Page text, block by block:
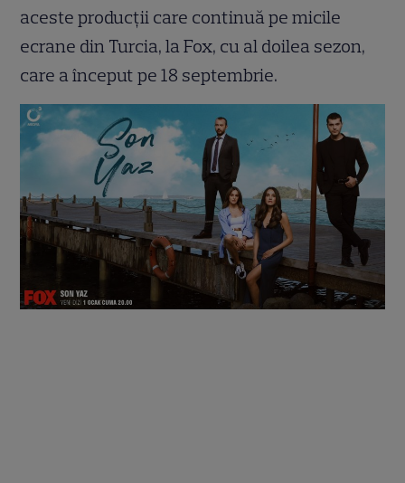
aceste producții care continuă pe micile
ecrane din Turcia, la Fox, cu al doilea sezon,
care a început pe 18 septembrie.